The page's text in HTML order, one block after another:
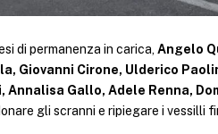
di permanenza in carica, Angelo
Giovanni Cirone, Ulderico
Annalisa Gallo, Adele Renna,
gli scranni e ripiegare i vessilli